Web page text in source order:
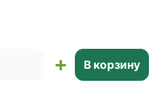
В корзину